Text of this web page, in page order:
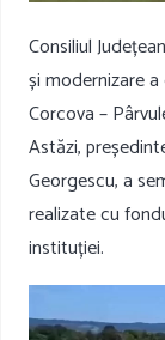
Consiliul
și modernizare a
Corcova –
Astăzi,
Georgescu, a
realizate cu
instituției.